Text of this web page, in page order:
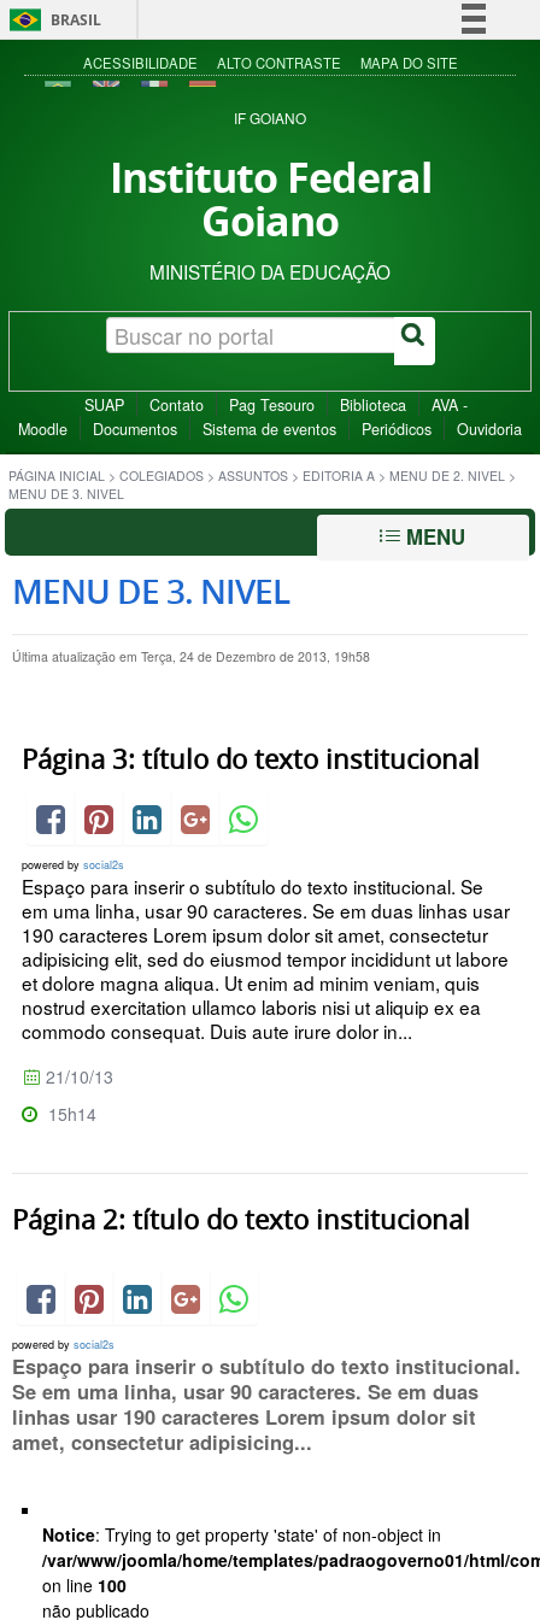
BRASIL
Simplifique!
Acesso à informação
ACESSIBILIDADE ALTO CONTRASTE MAPA DO SITE
IF GOIANO
Instituto Federal
Goiano
MINISTÉRIO DA EDUCAÇÃO
SUAP Contato Pag Tesouro Biblioteca
AVA -
Moodle
Documentos Sistema de eventos Periódicos Ouvidoria
PÁGINA INICIAL > COLEGIADOS > ASSUNTOS > EDITORIA A > MENU DE 2. NIVEL >
MENU DE 3. NIVEL
MENU
MENU DE 3. NIVEL
Última atualização em Terça, 24 de Dezembro de 2013, 19h58
Página 3: título do texto institucional
powered by social2s
Espaço para inserir o subtítulo do texto institucional. Se
em uma linha, usar 90 caracteres. Se em duas linhas usar
190 caracteres Lorem ipsum dolor sit amet, consectetur
adipisicing elit, sed do eiusmod tempor incididunt ut labore
et dolore magna aliqua. Ut enim ad minim veniam, quis
nostrud exercitation ullamco laboris nisi ut aliquip ex ea
commodo consequat. Duis aute irure dolor in...
21/10/13
15h14
Página 2: título do texto institucional
powered by social2s
Espaço para inserir o subtítulo do texto institucional.
Se em uma linha, usar 90 caracteres. Se em duas
linhas usar 190 caracteres Lorem ipsum dolor sit
amet, consectetur adipisicing...
Notice: Trying to get property 'state' of non-object in
/var/www/joomla/home/templates/padraogoverno01/html/
on line 100
não publicado